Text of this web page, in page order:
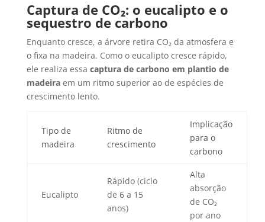
Captura de CO₂: o eucalipto e o
sequestro de carbono
Enquanto cresce, a árvore retira CO₂ da atmosfera e
o fixa na madeira. Como o eucalipto cresce rápido,
ele realiza essa captura de carbono em plantio de
madeiraem um ritmo superior ao de espécies de
crescimento lento.
Tipo de
madeira
Ritmo de
crescimento
Implicação
para o
carbono
Eucalipto
Rápido (ciclo
de 6 a 15
anos)
Alta
absorção
de CO₂
por ano